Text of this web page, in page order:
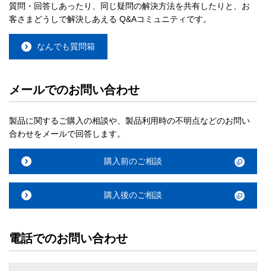
質問・回答しあったり、同じ疑問の解決方法を共有したりと、お
客さまどうしで解決しあえる Q&Aコミュニティです。
なんでも質問箱
メールでのお問い合わせ
製品に関するご購入の相談や、製品利用時の不明点などのお問い
合わせをメールで回答します。
購入前のご相談
購入後のご相談
電話でのお問い合わせ